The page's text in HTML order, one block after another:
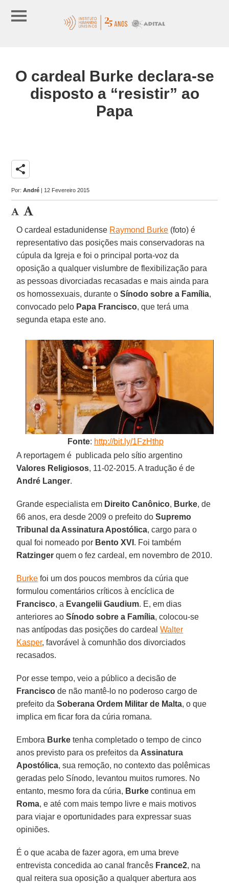
O cardeal Burke declara-se
disposto a “resistir” ao
Papa
share
Por:André | 12 Fevereiro 2015
O cardeal estadunidense Raymond Burke (foto) é
representativo das posições mais conservadoras na
cúpula da Igreja e foi o principal porta-voz da
oposição a qualquer vislumbre de flexibilização para
as pessoas divorciadas recasadas e mais ainda para
os homossexuais, durante oSínodo sobre a Família,
convocado pelo Papa Francisco, que terá uma
segunda etapa este ano.
Fonte: http://bit.ly/1FzHthp
A reportagem é publicada pelo sítio argentino
Valores Religiosos, 11-02-2015. A tradução é de
André Langer.
Grande especialista em Direito Canônico, Burke, de
66 anos, era desde 2009 o prefeito doSupremo
Tribunal da Assinatura Apostólica, cargo para o
qual foi nomeado por Bento XVI . Foi também
Ratzinger quem o fez cardeal, em novembro de 2010.
Burke foi um dos poucos membros da cúria que
formulou comentários críticos à encíclica de
Francisco, a Evangelii Gaudium. E, em dias
anteriores aoSínodo sobre a Família, colocou-se
nas antípodas das posições do cardealWalter
Kasper, favorável à comunhão dos divorciados
recasados.
Por esse tempo, veio a público a decisão de
Francisco de não mantê-lo no poderoso cargo de
prefeito daSoberana Ordem Militar de Malta, o que
implica em ficar fora da cúria romana.
Embora Burke tenha completado o tempo de cinco
anos previsto para os prefeitos da Assinatura
Apostólica, sua remoção, no contexto das polêmicas
geradas pelo Sínodo, levantou muitos rumores. No
entanto, mesmo fora da cúria, Burke continua em
Roma, e até com mais tempo livre e mais motivos
para viajar e oportunidades para expressar suas
opiniões.
É o que acaba de fazer agora, em uma breve
entrevista concedida ao canal francês France2, na
qual reitera sua oposição a qualquer abertura aos